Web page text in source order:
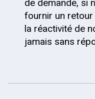
de demande, si
fournir un
la réactivité de
jamais sans